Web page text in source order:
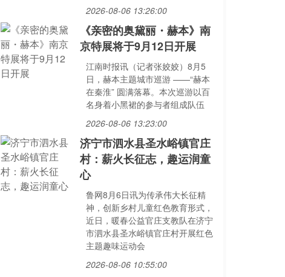
2026-08-06 13:26:00
《亲密的奥黛丽・赫本》南
京特展将于9月12日开展
江南时报讯（记者张姣姣）8月5
日，赫本主题城市巡游 ——“赫本
在秦淮” 圆满落幕。本次巡游以百
名身着小黑裙的参与者组成队伍
2026-08-06 13:23:00
济宁市泗水县圣水峪镇官庄
村：薪火长征志，趣运润童
心
鲁网8月6日讯为传承伟大长征精
神，创新乡村儿童红色教育形式，
近日，暖春公益官庄支教队在济宁
市泗水县圣水峪镇官庄村开展红色
主题趣味运动会
2026-08-06 10:55:00